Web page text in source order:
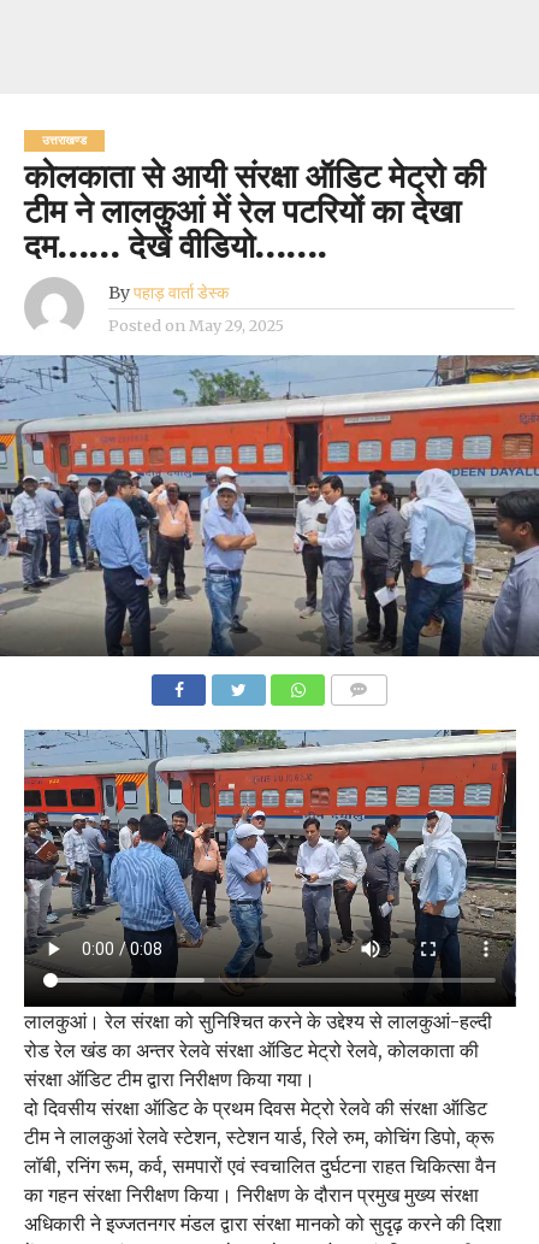
उत्तराखण्ड
कोलकाता से आयी संरक्षा ऑडिट मेट्रो की
टीम ने लालकुआं में रेल पटरियों का देखा
दम…… देखें वीडियो…….
Byपहाड़ वार्ता डेस्क
Posted on May 29, 2025
लालकुआं। रेल संरक्षा को सुनिश्चित करने के उद्देश्य से लालकुआं-हल्दी
रोड रेल खंड का अन्तर रेलवे संरक्षा ऑडिट मेट्रो रेलवे, कोलकाता की
संरक्षा ऑडिट टीम द्वारा निरीक्षण किया गया।
दो दिवसीय संरक्षा ऑडिट के प्रथम दिवस मेट्रो रेलवे की संरक्षा ऑडिट
टीम ने लालकुआं रेलवे स्टेशन, स्टेशन यार्ड, रिले रुम, कोचिंग डिपो, क्रू
लॉबी, रनिंग रूम, कर्व, समपारों एवं स्वचालित दुर्घटना राहत चिकित्सा वैन
का गहन संरक्षा निरीक्षण किया। निरीक्षण के दौरान प्रमुख मुख्य संरक्षा
अधिकारी ने इज्जतनगर मंडल द्वारा संरक्षा मानको को सुदृढ़ करने की दिशा